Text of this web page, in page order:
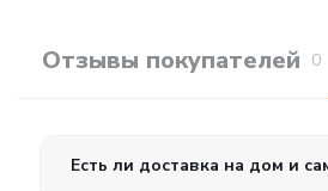
Отзывы покупателей 0
Есть ли доставка на дом и